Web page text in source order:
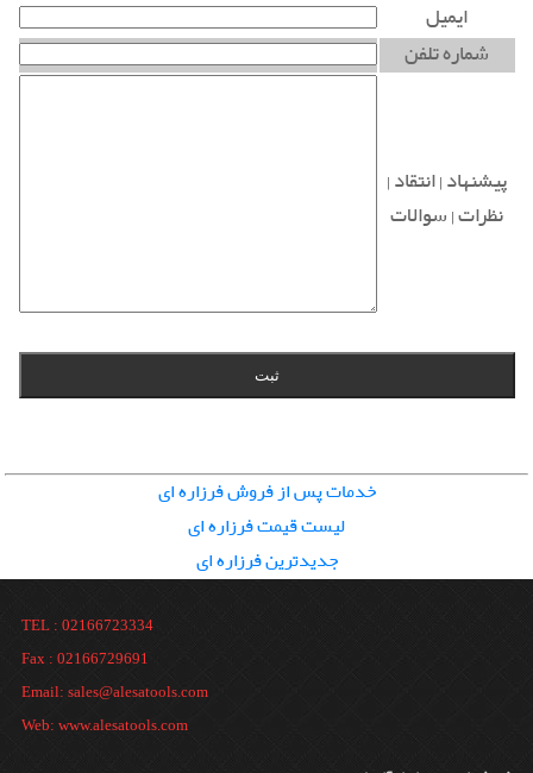
ایمیل
شماره تلفن
پیشنهاد | انتقاد |
نظرات | سوالات
خدمات پس از فروش فرزاره ای
لیست قیمت فرزاره ای
جدیدترین فرزاره ای
TEL : 02166723334
Fax : 02166729691
Email: sales@alesatools.com
Web: www.alesatools.com